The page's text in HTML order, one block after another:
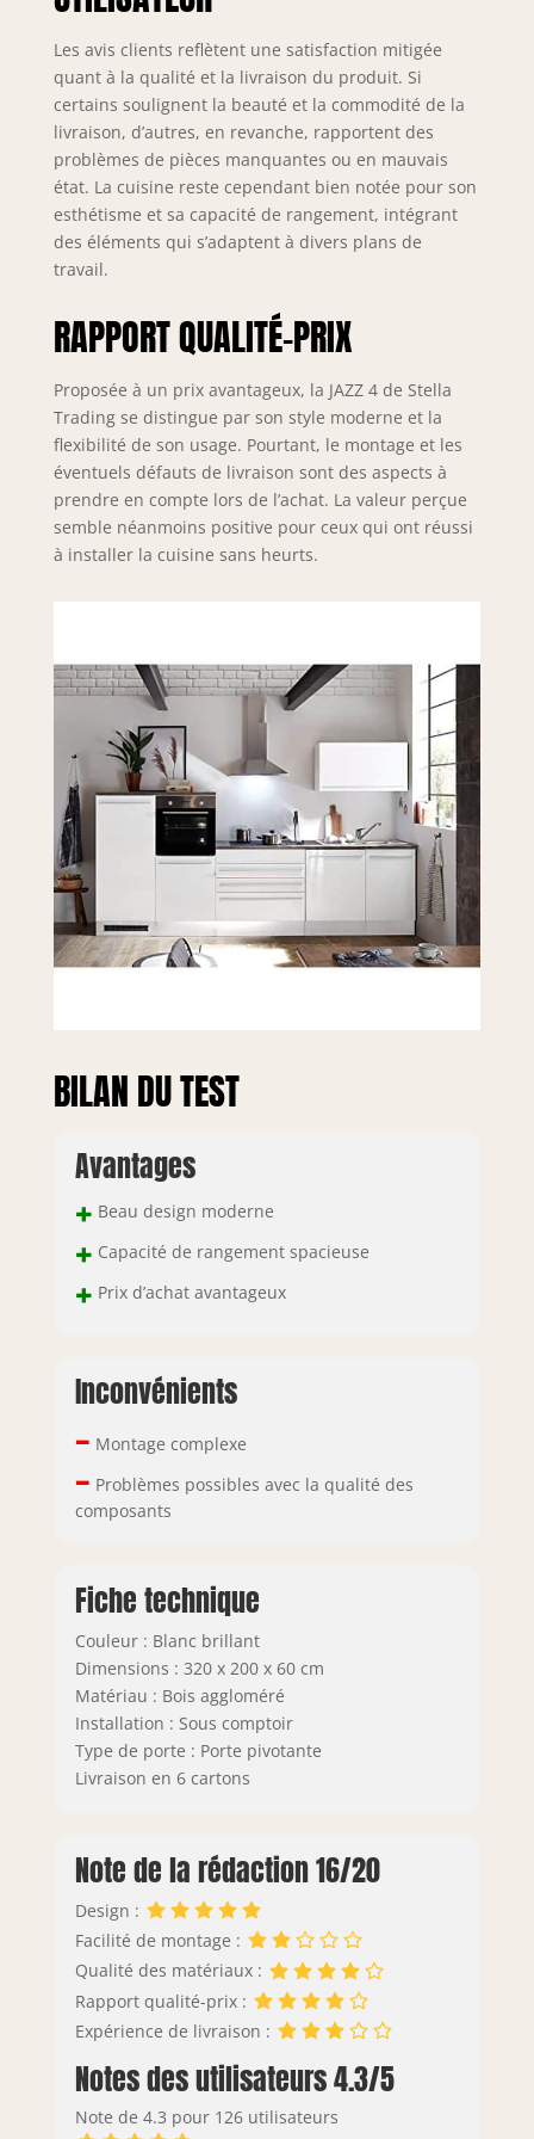
qualité supérieure
et c'est pourquoi
nous travaillons
uniquement avec
des fournisseurs
soigneusement
sélectionnés et
renommés. Ce
produit est livré en
à différents
moments
Les avis clients reflètent une satisfaction mitigée
quant à la qualité et la livraison du produit. Si
certains soulignent la beauté et la commodité de la
livraison, d’autres, en revanche, rapportent des
problèmes de pièces manquantes ou en mauvais
état. La cuisine reste cependant bien notée pour son
esthétisme et sa capacité de rangement, intégrant
des éléments qui s’adaptent à divers plans de
travail.
RAPPORT QUALITÉ-PRIX
Proposée à un prix avantageux, la JAZZ 4 de Stella
Trading se distingue par son style moderne et la
flexibilité de son usage. Pourtant, le montage et les
éventuels défauts de livraison sont des aspects à
prendre en compte lors de l’achat. La valeur perçue
semble néanmoins positive pour ceux qui ont réussi
à installer la cuisine sans heurts.
BILAN DU TEST
Avantages
+ Beau design moderne
+ Capacité de rangement spacieuse
+ Prix d’achat avantageux
Inconvénients
– Montage complexe
– Problèmes possibles avec la qualité des
composants
Fiche technique
Couleur : Blanc brillant
Dimensions : 320 x 200 x 60 cm
Matériau : Bois aggloméré
Installation : Sous comptoir
Type de porte : Porte pivotante
Livraison en 6 cartons
Note de la rédaction 16/20
Design :
Facilité de montage :
Qualité des matériaux :
Rapport qualité-prix :
Expérience de livraison :
Notes des utilisateurs 4.3/5
Note de 4.3 pour 126 utilisateurs